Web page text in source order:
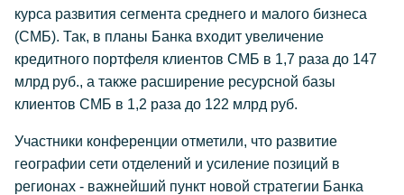
курса развития сегмента среднего и малого бизнеса
(СМБ). Так, в планы Банка входит увеличение
кредитного портфеля клиентов СМБ в 1,7 раза до 147
млрд руб., а также расширение ресурсной базы
клиентов СМБ в 1,2 раза до 122 млрд руб.
Участники конференции отметили, что развитие
географии сети отделений и усиление позиций в
регионах - важнейший пункт новой стратегии Банка